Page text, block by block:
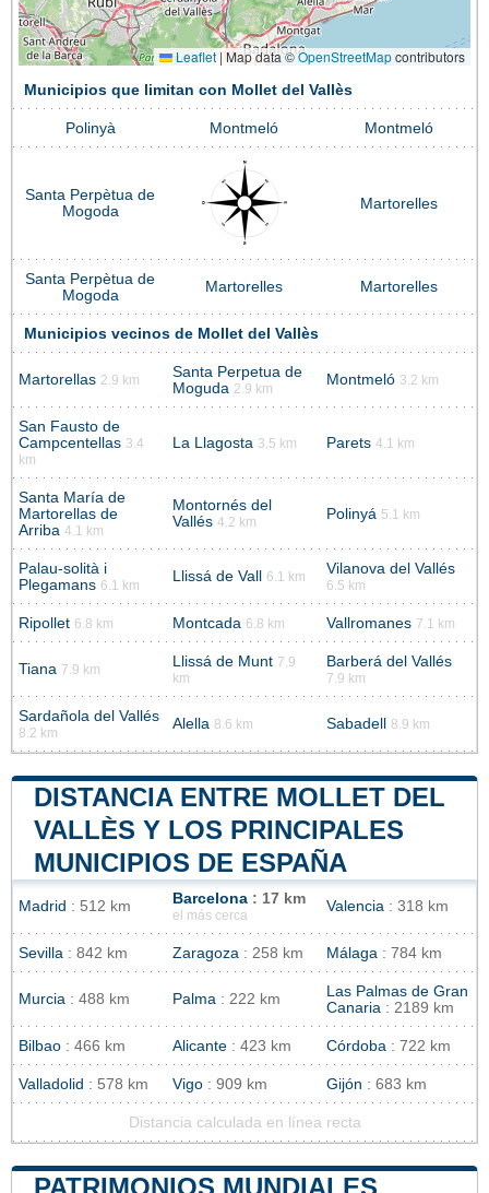
Leaflet |Map data ©OpenStreetMapcontributors
Municipios que limitan con Mollet del Vallès
Polinyà Montmeló Montmeló
Santa Perpètua de
Mogoda
Martorelles
Santa Perpètua de
Mogoda
Martorelles Martorelles
Municipios vecinos de Mollet del Vallès
Martorellas 2.9 km
Santa Perpetua de
Moguda 2.9 km
Montmeló 3.2 km
San Fausto de
Campcentellas 3.4
km
La Llagosta 3.5 km Parets 4.1 km
Santa María de
Martorellas de
Arriba 4.1 km
Montornés del
Vallés 4.2 km Polinyá 5.1 km
Palau-solità i
Plegamans 6.1 km
Llissá de Vall 6.1 km Vilanova del Vallés
6.5 km
Ripollet 6.8 km Montcada 6.8 km Vallromanes 7.1 km
Tiana 7.9 km Llissá de Munt 7.9
km
Barberá del Vallés
7.9 km
Sardañola del Vallés
8.2 km
Alella 8.6 km Sabadell 8.9 km
DISTANCIA ENTRE MOLLET DEL
VALLÈS Y LOS PRINCIPALES
MUNICIPIOS DE ESPAÑA
Madrid : 512 km Barcelona : 17 km
el más cerca
Valencia : 318 km
Sevilla : 842 km Zaragoza : 258 km Málaga : 784 km
Murcia : 488 km Palma : 222 km
Las Palmas de Gran
Canaria : 2189 km
Bilbao : 466 km Alicante : 423 km Córdoba : 722 km
Valladolid : 578 km Vigo : 909 km Gijón : 683 km
Distancia calculada en línea recta